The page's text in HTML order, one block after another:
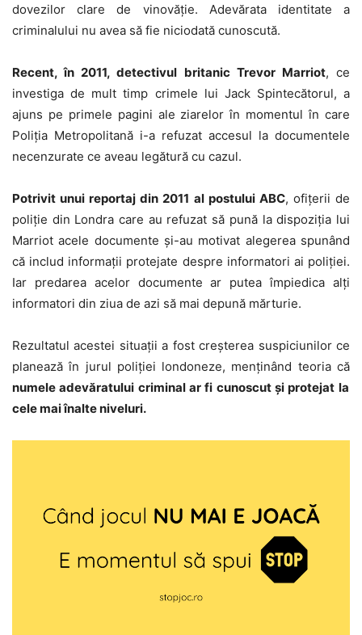
dovezilor clare de vinovăţie. Adevărata identitate a
criminalului nu avea să fie niciodată cunoscută.
Recent, în 2011, detectivul britanic Trevor Marriot, ce
investiga de mult timp crimele lui Jack Spintecătorul, a
ajuns pe primele pagini ale ziarelor în momentul în care
Poliţia Metropolitană i-a refuzat accesul la documentele
necenzurate ce aveau legătură cu cazul.
Potrivit unui reportaj din 2011 al postului ABC, ofiţerii de
poliţie din Londra care au refuzat să pună la dispoziţia lui
Marriot acele documente şi-au motivat alegerea spunând
că includ informaţii protejate despre informatori ai poliţiei.
Iar predarea acelor documente ar putea împiedica alţi
informatori din ziua de azi să mai depună mărturie.
Rezultatul acestei situaţii a fost creşterea suspiciunilor ce
planează în jurul poliţiei londoneze, menţinând teoria că
numele adevăratului criminal ar fi cunoscut şi protejat la
cele mai înalte niveluri.